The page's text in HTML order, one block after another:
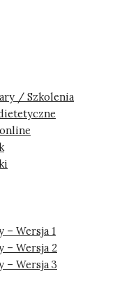
/ Szkolenia
– Wersja 1
– Wersja 2
– Wersja 3